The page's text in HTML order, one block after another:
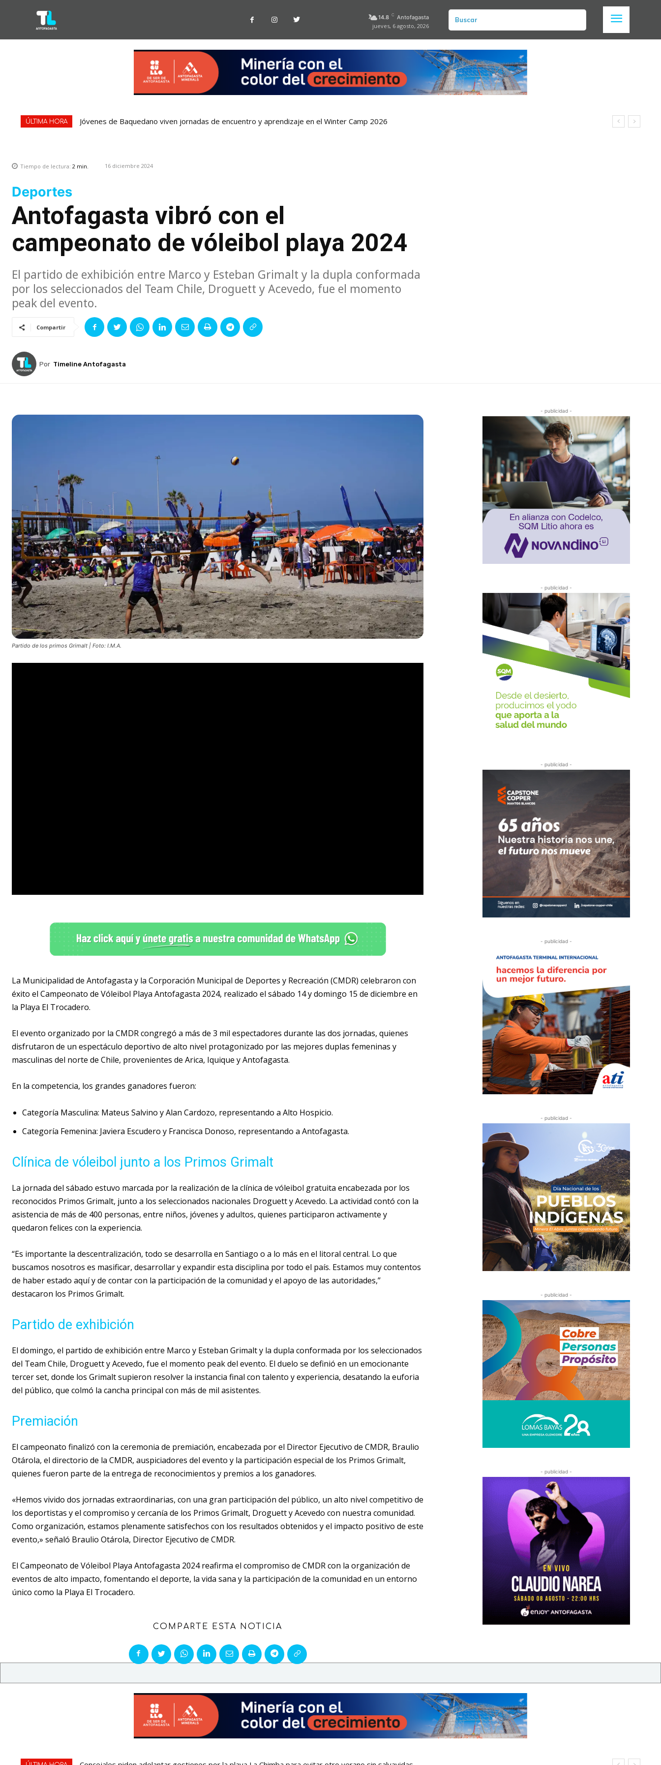
14.8 C Antofagasta
jueves, 6 agosto, 2026
Buscar
ÚLTIMA HORA Jóvenes de Baquedano viven jornadas de encuentro y aprendizaje en el Winter Camp 2026
Concejales piden adelantar gestiones por la playa La Chimba para evitar otro verano sin salvavidas
Tiempo de lectura: 2 min. 16 diciembre 2024
Deportes
Antofagasta vibró con el
campeonato de vóleibol playa 2024
El partido de exhibición entre Marco y Esteban Grimalt y la dupla conformada
por los seleccionados del Team Chile, Droguett y Acevedo, fue el momento
peak del evento.
Compartir
Por Timeline Antofagasta
Partido de los primos Grimalt | Foto: I.M.A.
La Municipalidad de Antofagasta y la Corporación Municipal de Deportes y Recreación (CMDR) celebraron con
éxito el Campeonato de Vóleibol Playa Antofagasta 2024, realizado el sábado 14 y domingo 15 de diciembre en
la Playa El Trocadero.
El evento organizado por la CMDR congregó a más de 3 mil espectadores durante las dos jornadas, quienes
disfrutaron de un espectáculo deportivo de alto nivel protagonizado por las mejores duplas femeninas y
masculinas del norte de Chile, provenientes de Arica, Iquique y Antofagasta.
En la competencia, los grandes ganadores fueron:
Categoría Masculina: Mateus Salvino y Alan Cardozo, representando a Alto Hospicio.
Categoría Femenina: Javiera Escudero y Francisca Donoso, representando a Antofagasta.
Clínica de vóleibol junto a los Primos Grimalt
La jornada del sábado estuvo marcada por la realización de la clínica de vóleibol gratuita encabezada por los
reconocidos Primos Grimalt, junto a los seleccionados nacionales Droguett y Acevedo. La actividad contó con la
asistencia de más de 400 personas, entre niños, jóvenes y adultos, quienes participaron activamente y
quedaron felices con la experiencia.
“Es importante la descentralización, todo se desarrolla en Santiago o a lo más en el litoral central. Lo que
buscamos nosotros es masificar, desarrollar y expandir esta disciplina por todo el país. Estamos muy contentos
de haber estado aquí y de contar con la participación de la comunidad y el apoyo de las autoridades,”
destacaron los Primos Grimalt.
Partido de exhibición
El domingo, el partido de exhibición entre Marco y Esteban Grimalt y la dupla conformada por los seleccionados
del Team Chile, Droguett y Acevedo, fue el momento peak del evento. El duelo se definió en un emocionante
tercer set, donde los Grimalt supieron resolver la instancia final con talento y experiencia, desatando la euforia
del público, que colmó la cancha principal con más de mil asistentes.
Premiación
El campeonato finalizó con la ceremonia de premiación, encabezada por el Director Ejecutivo de CMDR, Braulio
Otárola, el directorio de la CMDR, auspiciadores del evento y la participación especial de los Primos Grimalt,
quienes fueron parte de la entrega de reconocimientos y premios a los ganadores.
«Hemos vivido dos jornadas extraordinarias, con una gran participación del público, un alto nivel competitivo de
los deportistas y el compromiso y cercanía de los Primos Grimalt, Droguett y Acevedo con nuestra comunidad.
Como organización, estamos plenamente satisfechos con los resultados obtenidos y el impacto positivo de este
evento,» señaló Braulio Otárola, Director Ejecutivo de CMDR.
El Campeonato de Vóleibol Playa Antofagasta 2024 reafirma el compromiso de CMDR con la organización de
eventos de alto impacto, fomentando el deporte, la vida sana y la participación de la comunidad en un entorno
único como la Playa El Trocadero.
COMPARTE ESTA NOTICIA
- publicidad -
- publicidad -
- publicidad -
- publicidad -
- publicidad -
- publicidad -
- publicidad -